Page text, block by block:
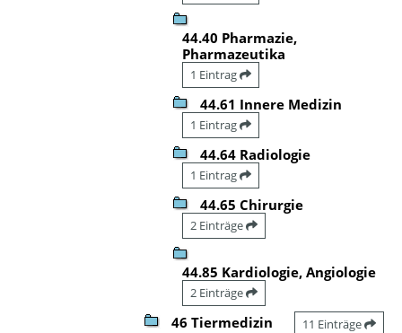
44.40 Pharmazie,
Pharmazeutika
1 Eintrag
44.61 Innere Medizin
1 Eintrag
44.64 Radiologie
1 Eintrag
44.65 Chirurgie
2 Einträge
44.85 Kardiologie, Angiologie
2 Einträge
46 Tiermedizin 11 Einträge